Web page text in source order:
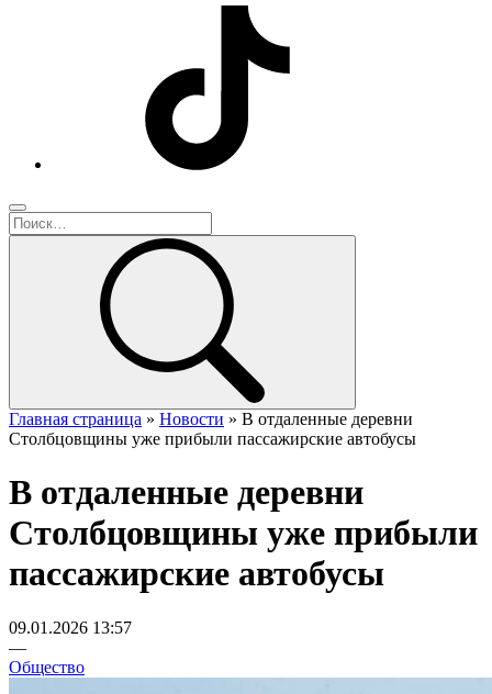
Главная страница » Новости » В отдаленные деревни
Столбцовщины уже прибыли пассажирские автобусы
В отдаленные деревни
Столбцовщины уже прибыли
пассажирские автобусы
09.01.2026 13:57
—
Общество